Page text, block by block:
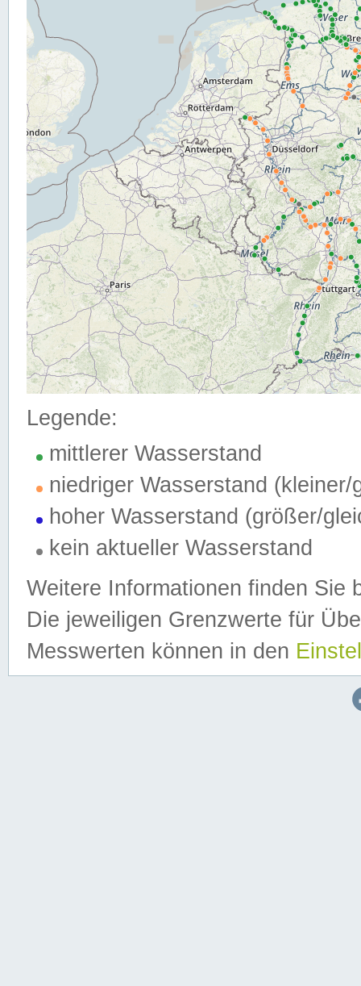
Legende:
mittlerer Wasserstand
niedriger Wasserstand (kleiner/
hoher Wasserstand (größer/
kein aktueller Wasserstand
Weitere Informationen finden Sie
Die jeweiligen Grenzwerte für
Messwerten können in den